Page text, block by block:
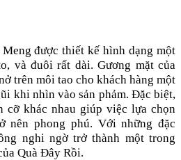
Meng được thiết kế hình dạng một
và đuôi rất dài. Gương mặt của
trên môi tao cho khách hàng một
khi nhìn vào sản phảm. Đặc biệt,
cỡ khác nhau giúp việc lựa chọn
nên phong phú. Với những đặc
nghi ngờ trở thành một trong
Quà Đây Rồi.